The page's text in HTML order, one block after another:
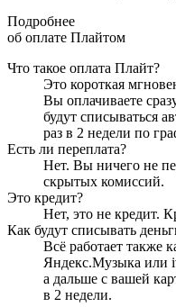
Подробнее
об оплате Плайтом
Что такое оплата Плайт?
Это короткая
Вы оплачиваете
будут списываться
раз в 2 недели по
Есть ли переплата?
Нет. Вы ничего не
скрытых комиссий.
Это кредит?
Нет, это не кредит.
Как будут списывать
Всё работает также
Яндекс.Музыка или
а дальше с вашей
в 2 недели.